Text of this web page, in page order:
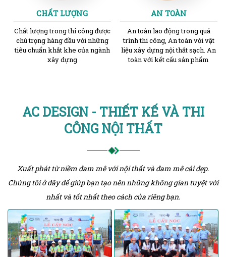
CHẤT LƯỢNG
Chất lượng trong thi công được
chú trọng hàng đầu với những
tiêu chuẩn khắt khe của ngành
xây dựng
AN TOÀN
An toàn lao động trong quá
trình thi công, An toàn với vật
liệu xây dựng nội thất sạch. An
toàn với kết cấu sản phẩm
AC DESIGN - THIẾT KẾ VÀ THI
CÔNG NỘI THẤT
Xuất phát từ niềm đam mê với nội thất và đam mê cái đẹp.
Chúng tôi ở đây để giúp bạn tạo nên những không gian tuyệt vời
nhất và tốt nhất theo cách của riêng bạn.